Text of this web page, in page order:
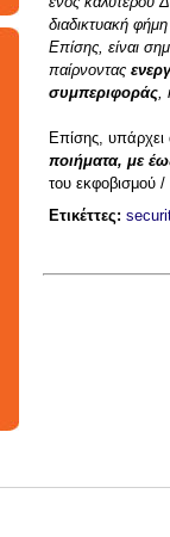
διαδικτυακή
Επίσης, είναι
παίρνοντας
συμπεριφοράς,
Επίσης,
ποιήματα, με
του εκφοβισμού
Ετικέττες: